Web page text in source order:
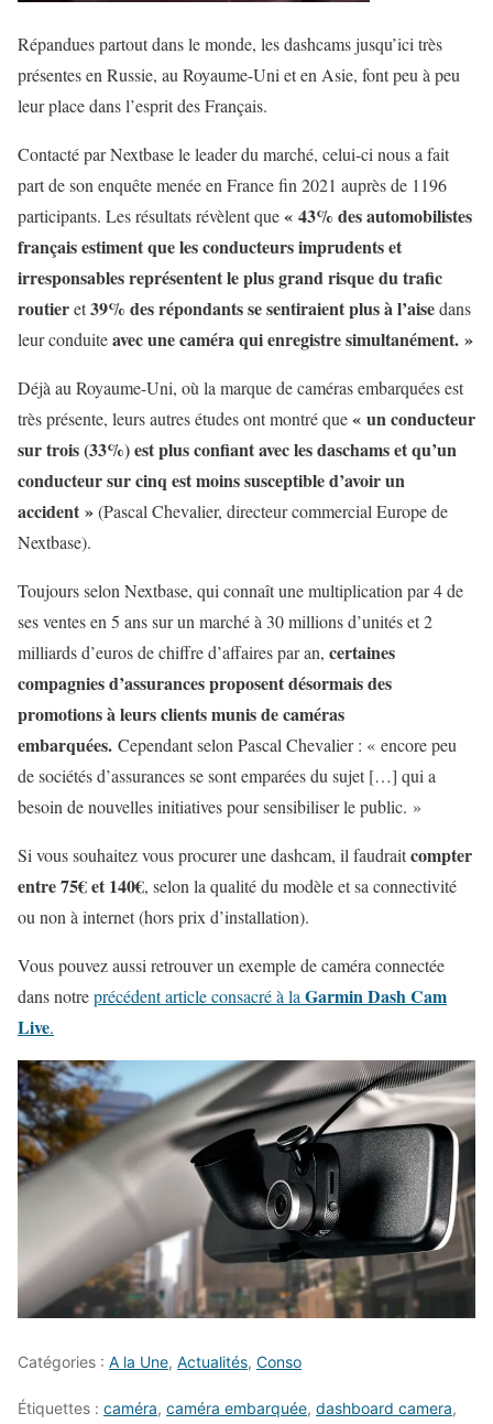
Répandues partout dans le monde, les dashcams jusqu’ici très
présentes en Russie, au Royaume-Uni et en Asie, font peu à peu
leur place dans l’esprit des Français.
Contacté par Nextbase le leader du marché, celui-ci nous a fait
part de son enquête menée en France fin 2021 auprès de 1196
participants. Les résultats révèlent que« 43% des automobilistes
français estiment que les conducteurs imprudents et
irresponsables représentent le plus grand risque du trafic
routieret39% des répondants se sentiraient plus à l’aisedans
leur conduiteavec une caméra qui enregistre simultanément. »
Déjà au Royaume-Uni, où la marque de caméras embarquées est
très présente, leurs autres études ont montré que« un conducteur
sur trois (33%) est plus confiant avec les daschams et qu’un
conducteur sur cinq est moins susceptible d’avoir un
accident »(Pascal Chevalier, directeur commercial Europe de
Nextbase).
Toujours selon Nextbase, qui connaît une multiplication par 4 de
ses ventes en 5 ans sur un marché à 30 millions d’unités et 2
milliards d’euros de chiffre d’affaires par an, certaines
compagnies d’assurances proposent désormais des
promotions à leurs clients munis de caméras
embarquées. Cependant selon Pascal Chevalier : « encore peu
de sociétés d’assurances se sont emparées du sujet […] qui a
besoin de nouvelles initiatives pour sensibiliser le public. »
Si vous souhaitez vous procurer une dashcam, il faudraitcompter
entre 75€ et 140€, selon la qualité du modèle et sa connectivité
ou non à internet (hors prix d’installation).
Vous pouvez aussi retrouver un exemple de caméra connectée
dans notreprécédent article consacré à laGarmin Dash Cam
Live.
Catégories : A la Une, Actualités, Conso
Étiquettes : caméra, caméra embarquée, dashboard camera,